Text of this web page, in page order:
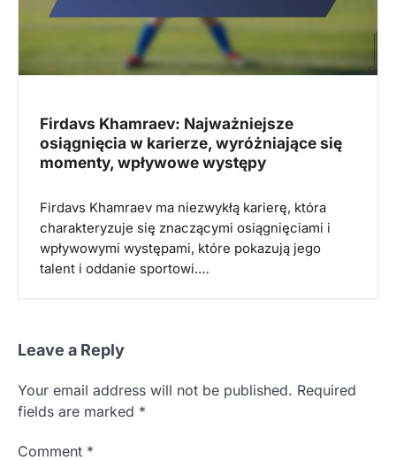
Firdavs Khamraev: Najważniejsze
osiągnięcia w karierze, wyróżniające się
momenty, wpływowe występy
Firdavs Khamraev ma niezwykłą karierę, która
charakteryzuje się znaczącymi osiągnięciami i
wpływowymi występami, które pokazują jego
talent i oddanie sportowi.…
Leave a Reply
Your email address will not be published. Required
fields are marked *
Comment *